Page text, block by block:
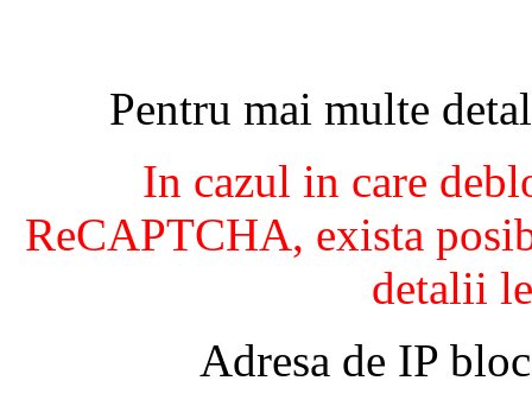
Pentru mai multe
In cazul in care
ReCAPTCHA, exista
detalii
Adresa de IP